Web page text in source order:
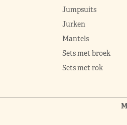
Jumpsuits
Jurken
Mantels
Sets met broek
Sets met rok